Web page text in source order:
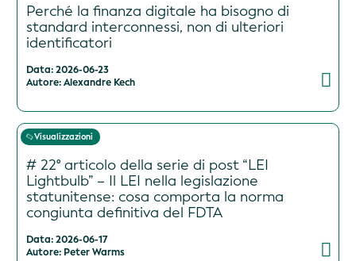
Perché la finanza digitale ha bisogno di
standard interconnessi, non di ulteriori
identificatori
Data: 2026-06-23
Autore: Alexandre Kech
Visualizzazioni
# 22° articolo della serie di post “LEI
Lightbulb” – Il LEI nella legislazione
statunitense: cosa comporta la norma
congiunta definitiva del FDTA
Data: 2026-06-17
Autore: Peter Warms